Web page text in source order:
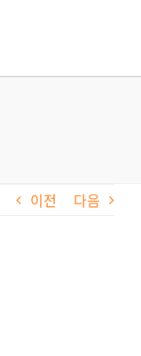
이전 다음